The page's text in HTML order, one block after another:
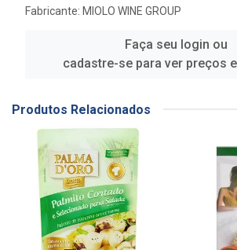
Fabricante: MIOLO WINE GROUP
Faça seu login ou
cadastre-se para ver preços
Produtos Relacionados